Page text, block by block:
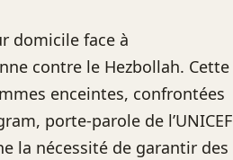
domicile face à
contre le Hezbollah. Cette
enceintes, confrontées
porte-parole de l’UNICEF
la nécessité de garantir des